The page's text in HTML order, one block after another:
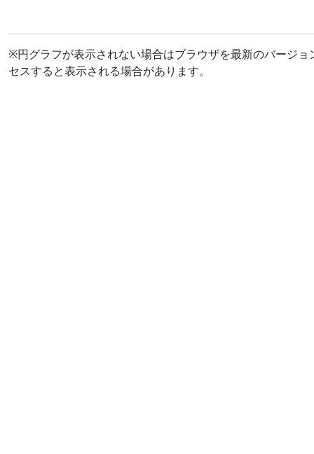
※円グラフが表示されない場合はブラウザを最新のバージ
セスすると表示される場合があります。